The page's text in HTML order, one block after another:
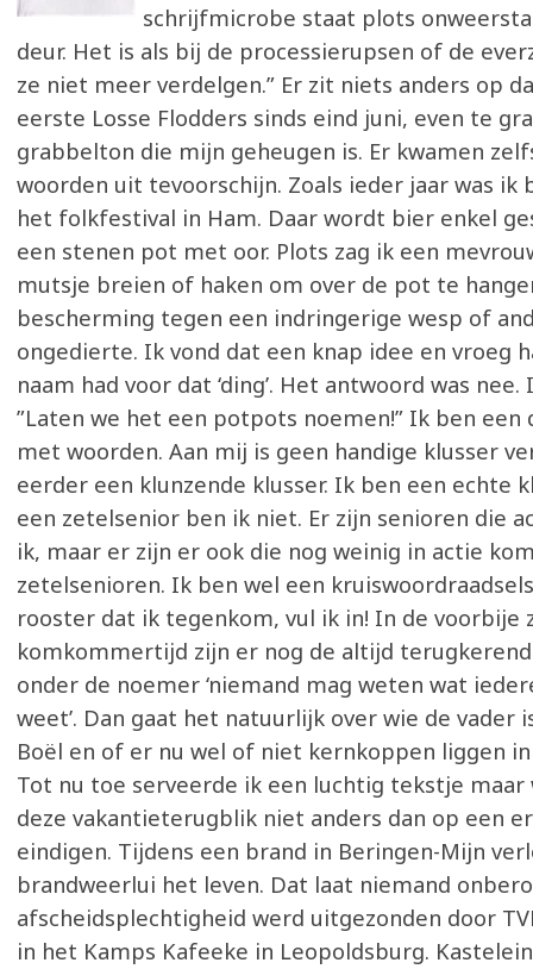
schrijfmicrobe staat plots
deur. Het is als bij de processierupsen of de
ze niet meer verdelgen.” Er zit niets anders op
eerste Losse Flodders sinds eind juni, even te
grabbelton die mijn geheugen is. Er kwamen
woorden uit tevoorschijn. Zoals ieder jaar was ik
het folkfestival in Ham. Daar wordt bier enkel
een stenen pot met oor. Plots zag ik een
mutsje breien of haken om over de pot te
bescherming tegen een indringerige wesp of
ongedierte. Ik vond dat een knap idee en vroeg
naam had voor dat ‘ding’. Het antwoord was nee.
”Laten we het een potpots noemen!” Ik ben een
met woorden. Aan mij is geen handige klusser
eerder een klunzende klusser. Ik ben een echte
een zetelsenior ben ik niet. Er zijn senioren die
ik, maar er zijn er ook die nog weinig in actie
zetelsenioren. Ik ben wel een
rooster dat ik tegenkom, vul ik in! In de voorbije
komkommertijd zijn er nog de altijd
onder de noemer ‘niemand mag weten wat
weet’. Dan gaat het natuurlijk over wie de vader
Boël en of er nu wel of niet kernkoppen liggen
Tot nu toe serveerde ik een luchtig tekstje maar
deze vakantieterugblik niet anders dan op een
eindigen. Tijdens een brand in Beringen-Mijn
brandweerlui het leven. Dat laat niemand
afscheidsplechtigheid werd uitgezonden door
in het Kamps Kafeeke in Leopoldsburg.